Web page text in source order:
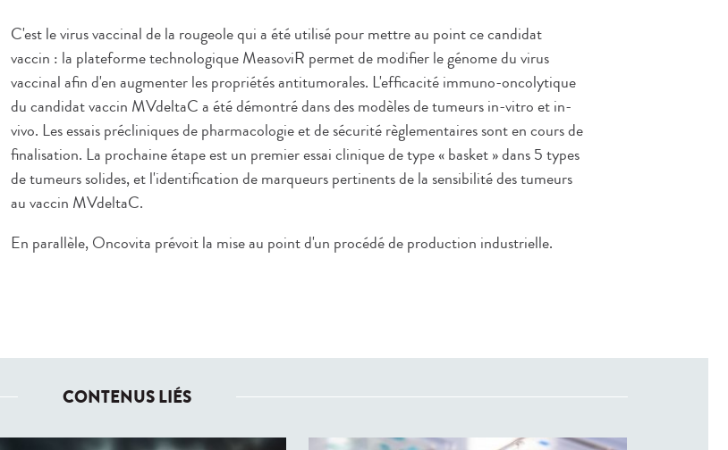
C'est le virus vaccinal de la rougeole qui a été utilisé pour mettre au point ce candidat
vaccin : la plateforme technologique MeasoviR permet de modifier le génome du virus
vaccinal afin d'en augmenter les propriétés antitumorales. L'efficacité immuno-oncolytique
du candidat vaccin MVdeltaC a été démontré dans des modèles de tumeurs in-vitro et in-
vivo. Les essais précliniques de pharmacologie et de sécurité règlementaires sont en cours de
finalisation. La prochaine étape est un premier essai clinique de type « basket » dans 5 types
de tumeurs solides, et l'identification de marqueurs pertinents de la sensibilité des tumeurs
au vaccin MVdeltaC.
En parallèle, Oncovita prévoit la mise au point d'un procédé de production industrielle.
CONTENUS LIÉS